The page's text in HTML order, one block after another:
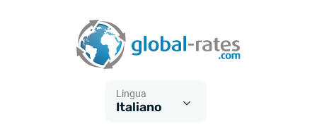
Lingua
Italiano
Cos'è l'inflazione CPI?
Cos'è l'inflazione HICP?
Tassi storici Euribor
Calcolatore dell’inflazione